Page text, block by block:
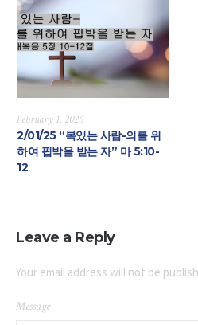
February 1, 2025
2/01/25 “복있는 사람-의를 위
하여 핍박을 받는 자” 마 5:10-
12
Leave a Reply
Your email address will not be
Message